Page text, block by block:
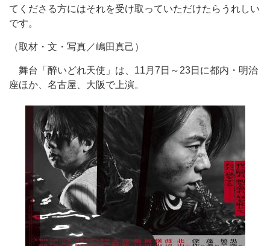
てくださる方にはそれを受け取っていただけたらうれしい
です。
（取材・文・写真／嶋田真己）
舞台「醉いどれ天使」は、11月7日～23日に都内・明治
座ほか、名古屋、大阪で上演。